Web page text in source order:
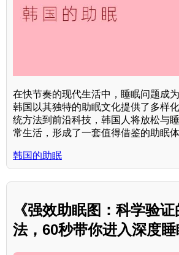
在快节奏的现代生活中，睡眠问题成
韩国以其独特的助眠文化提供了多样
统方法到前沿科技，韩国人将放松与
常生活，形成了一套值得借鉴的助眠体
韩国的助眠
《强效助眠图：科学验
法，60秒带你进入深度睡